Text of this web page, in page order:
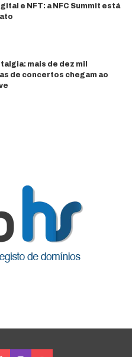
e NFT: a NFC Summit está
mais de dez mil
de concertos chegam ao